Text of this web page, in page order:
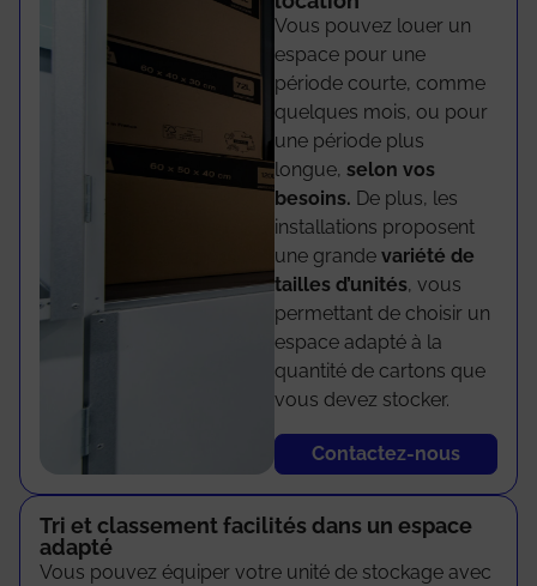
Vous pouvez louer un
espace pour une
période courte, comme
quelques mois, ou pour
une période plus
longue, selon vos
besoins. De plus, les
installations proposent
une grandevariété de
tailles d’unités, vous
permettant de choisir un
espace adapté à la
quantité de cartons que
vous devez stocker.
Contactez-nous
Tri et classement facilités dans un espace
adapté
Vous pouvez équiper votre unité de stockage avec